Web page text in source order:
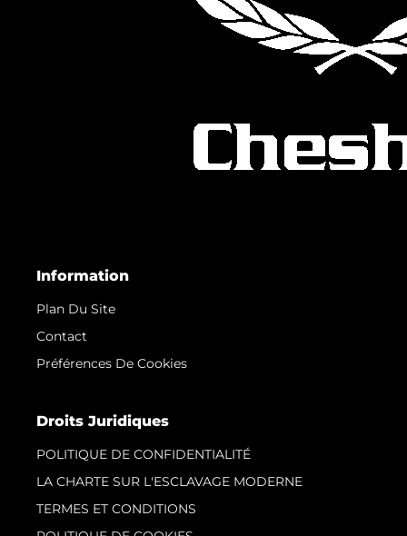
Information
Plan Du Site
Contact
Préférences De Cookies
Droits Juridiques
POLITIQUE DE CONFIDENTIALITÉ
LA CHARTE SUR L'ESCLAVAGE MODERNE
TERMES ET CONDITIONS